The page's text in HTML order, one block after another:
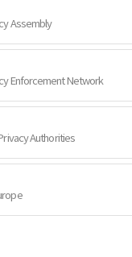
Assembly
Enforcement Network
Authorities